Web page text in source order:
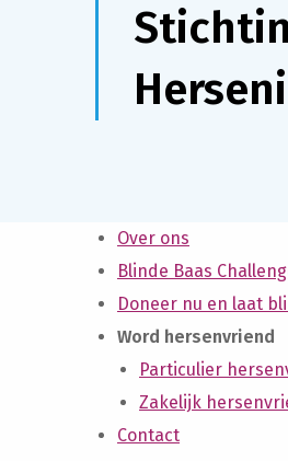
Over ons
Blinde Baas
Doneer nu en laat
Word hersenvriend
Particulier
Zakelijk
Contact